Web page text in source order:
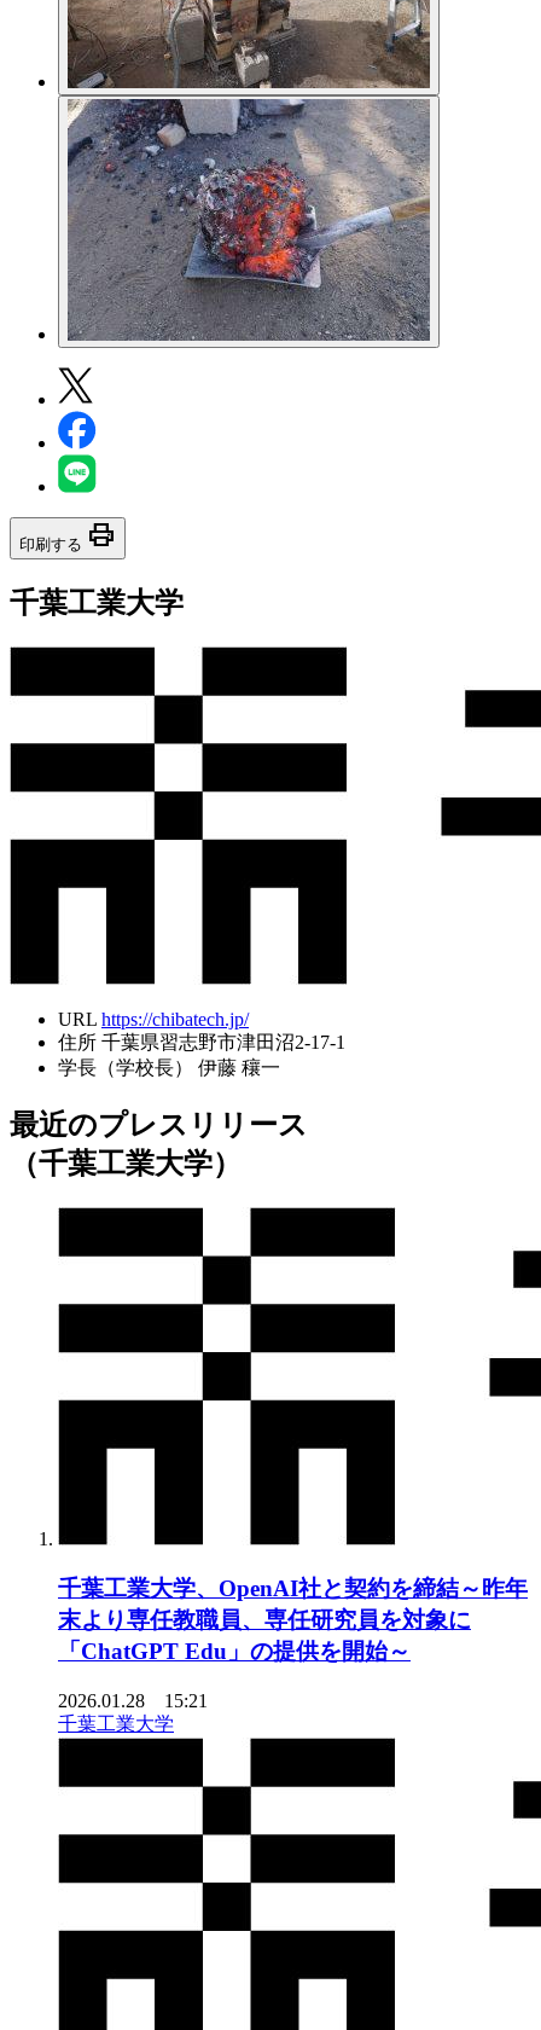
印刷する print
千葉工業大学
URL https://chibatech.jp/
住所 千葉県習志野市津田沼2-17-1
学長（学校長）
伊藤 穰一
最近のプレスリリース
（千葉工業大学）
千葉工業大学、OpenAI社と契約を締結～昨年
末より専任教職員、専任研究員を対象に
「ChatGPT Edu」の提供を開始～
2026.01.28 15:21
千葉工業大学